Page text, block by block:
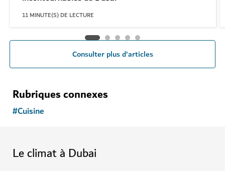
11 MINUTE(S) DE LECTURE
Consulter plus d'articles
Rubriques connexes
#Cuisine
Le climat à Dubai